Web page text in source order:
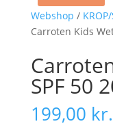
Webshop /
Carroten Kids
SPF 50
199,00 kr.